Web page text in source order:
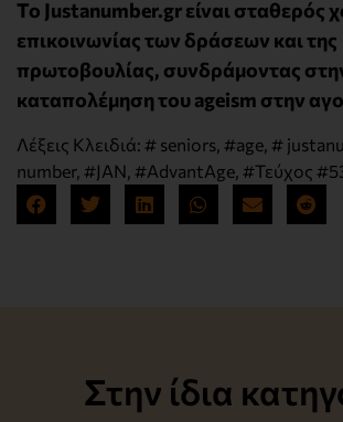
Το Justanumber.gr είναι σταθερός
επικοινωνίας των δράσεων και της
πρωτοβουλίας, συνδράμοντας
καταπολέμηση του ageism στην
Λέξεις Κλειδιά: # seniors, #age, #
number, #JAN, #AdvantAge, #Τεύχος
Στην ίδια